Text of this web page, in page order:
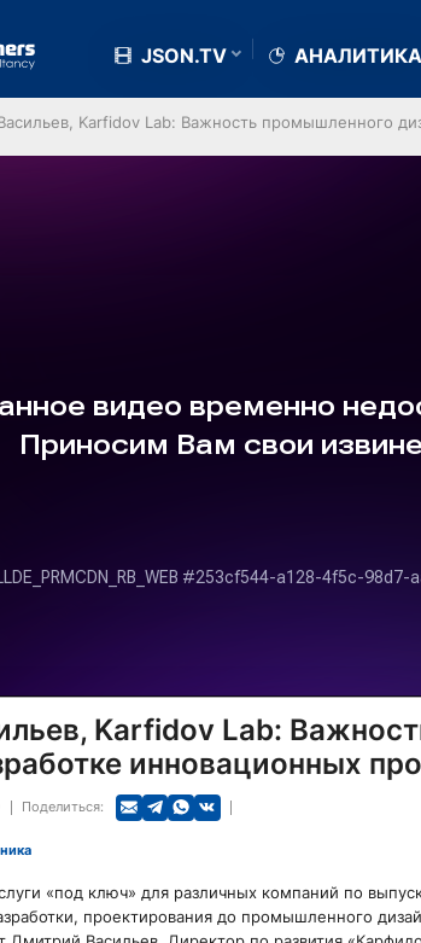
JSON.TV АНАЛИТИКА
Karfidov Lab: Важность промышленного
Karfidov Lab:
инновационных
Поделиться:
«под ключ» для различных компаний по
проектирования до промышленного